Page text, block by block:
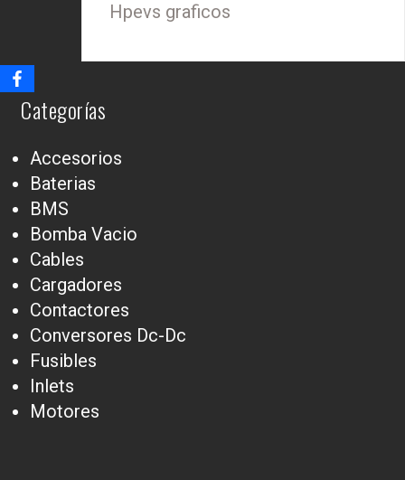
Hpevs graficos
Categorías
Accesorios
Baterias
BMS
Bomba Vacio
Cables
Cargadores
Contactores
Conversores Dc-Dc
Fusibles
Inlets
Motores